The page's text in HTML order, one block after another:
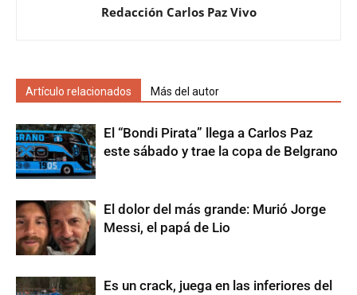
Redacción Carlos Paz Vivo
Artículo relacionados Más del autor
El “Bondi Pirata” llega a Carlos Paz
este sábado y trae la copa de Belgrano
El dolor del más grande: Murió Jorge
Messi, el papá de Lio
Es un crack, juega en las inferiores del